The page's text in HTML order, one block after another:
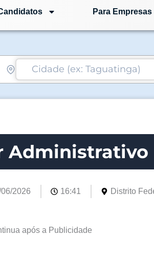
Para Empresas
Administrativo
2026 16:41 Distrito
após a Publicidade